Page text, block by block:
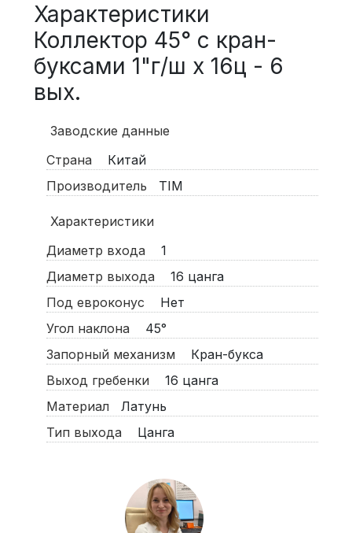
Характеристики
Коллектор 45° с кран-
буксами 1"г/ш х 16ц - 6
вых.
Заводские данные
Страна
Китай
Производитель
TIM
Характеристики
Диаметр входа
1
Диаметр выхода
16 цанга
Под евроконус
Нет
Угол наклона
45°
Запорный механизм
Кран-букса
Выход гребенки
16 цанга
Материал
Латунь
Тип выхода
Цанга